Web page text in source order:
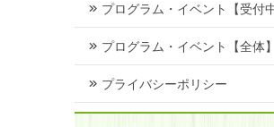
プログラム・イベント【受付中
プログラム・イベント【全体】
プライバシーポリシー